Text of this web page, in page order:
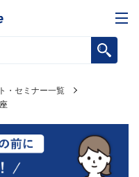
・セミナー一覧